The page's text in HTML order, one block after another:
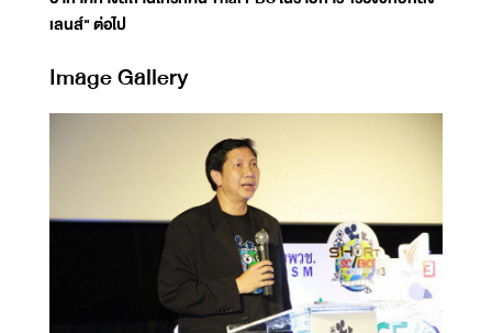
เลนส์" ต่อไป
Image Gallery